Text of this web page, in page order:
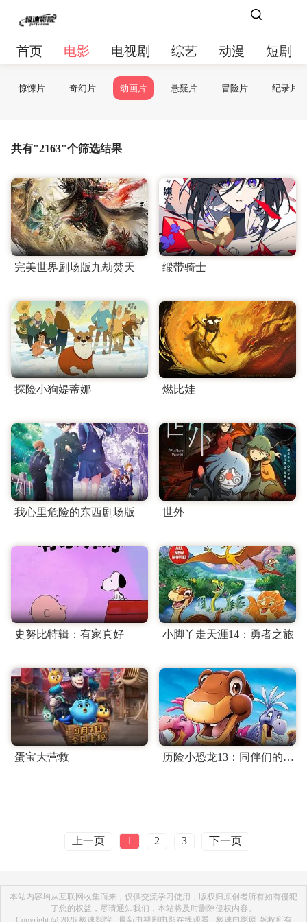
首页 电影 电视剧 综艺 动漫 短剧
惊悚片 奇幻片 动画片 悬疑片 冒险片 纪录片
共有"2163"个筛选结果
完美世界剧场版九劫焚天 缎带骑士
探险小狗媞蒂娜 燃比娃
我心里危险的东西剧场版 世外
史努比特辑：有家真好 小脚丫走天涯14：勇者之旅
蛋宝大营救 历险小恐龙13：同伴们的智慧
上一页 1 2 3 下一页
本站内容均从互联网收集而来，仅供交流学习使用，版权归原创者所有如有侵犯
了您的权益，尽请通知我们，本站将及时删除侵权内容。